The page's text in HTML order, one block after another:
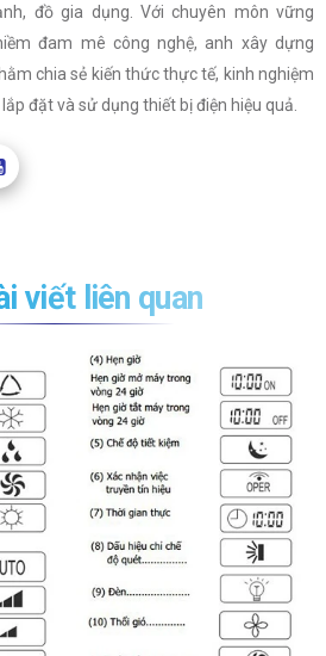
đồ gia dụng. Với chuyên môn vững
đam mê công nghệ, anh xây dựng
chia sẻ kiến thức thực tế, kinh nghiệm
đặt và sử dụng thiết bị điện hiệu quả.
viết liên quan